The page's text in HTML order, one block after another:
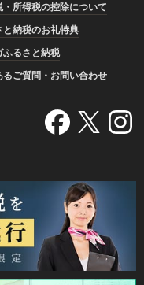
・所得税の控除について
と納税のお礼特典
ふるさと納税
るご質問・お問い合わせ